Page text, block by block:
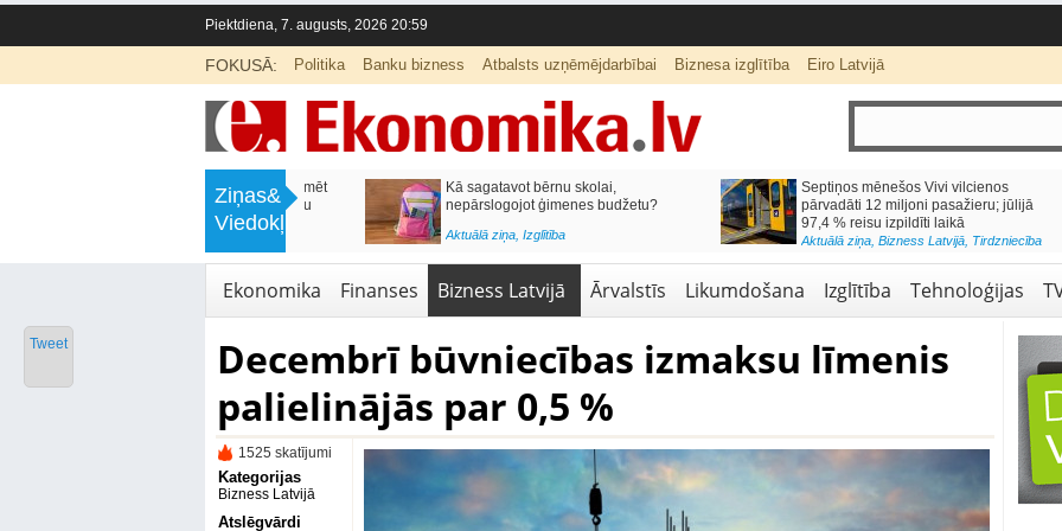
Piektdiena, 7. augusts, 2026 20:59
FOKUSĀ: Politika Banku bizness Atbalsts uzņēmējdarbībai Biznesa izglītība Eiro Latvijā
Ziņas&
Viedokļi
Labklājības ministrija rosina reformēt
un būtiski uzlabot vecāku pabalstu
Kā sagatavot bērnu skolai,
nepārslogojot ģimenes budžetu?
Aktuālā ziņa,Izglītība
Septiņos mēnešos Vivi vilcienos
pārvadāti 12 miljoni pasažieru; jūlijā
97,4 % reisu izpildīti laikā
Aktuālā ziņa,Bizness Latvijā,Tirdzniecība
Ekonomika Finanses Bizness Latvijā Ārvalstīs Likumdošana Izglītība Tehnoloģijas
Decembrī būvniecības izmaksu līmenis
palielinājās par 0,5 %
1525 skatījumi
Kategorijas
Bizness Latvijā
Atslēgvārdi
Tweet